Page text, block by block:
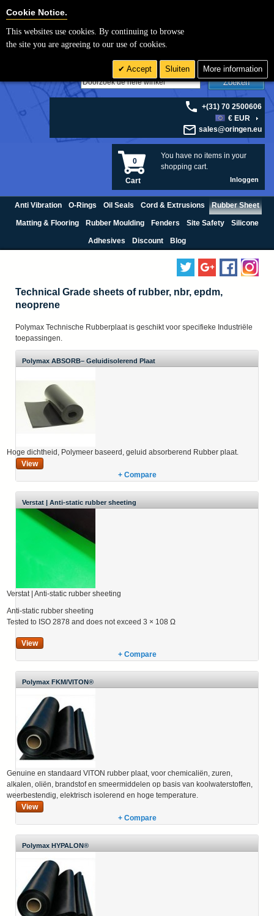
Zoeken
+(31) 70 2500606
€ EUR
sales@oringen.eu
You have no items in your
shopping cart.
0
Cart Inloggen
Anti Vibration O-Rings Oil Seals Cord & Extrusions Rubber Sheet
Matting & Flooring Rubber Moulding Fenders Site Safety Silicone
Adhesives Discount Blog
Technical Grade sheets of rubber, nbr, epdm,
neoprene
Polymax Technische Rubberplaat is geschikt voor specifieke Industriële
toepassingen.
Polymax ABSORB– Geluidisolerend Plaat
Hoge dichtheid, Polymeer baseerd, geluid absorberend Rubber plaat.
View
+ Compare
Verstat | Anti-static rubber sheeting
Verstat | Anti-static rubber sheeting
Anti-static rubber sheeting
Tested to ISO 2878 and does not exceed 3 × 108 Ω
View
+ Compare
Polymax FKM/VITON®
Genuine en standaard VITON rubber plaat, voor chemicaliën, zuren,
alkalen, oliën, brandstof en smeermiddelen op basis van koolwaterstoffen,
weerbestendig, elektrisch isolerend en hoge temperature.
View
+ Compare
Polymax HYPALON®
Cookie Notice.
This websites use cookies. By continuing to browse
the site you are agreeing to our use of cookies.
Accept Sluiten More information
Cookie Settings